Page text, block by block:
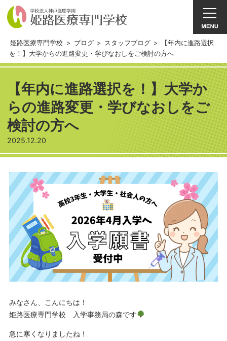
姫路医療専門学校 > ブログ > スタッフブログ >
【年内に進路選択
を！】大学からの進路変更・学びなおしをご検討の方へ
【年内に進路選択を！】大学か
らの進路変更・学びなおしをご
検討の方へ
2025.12.20
みなさん、こんにちは！
姫路医療専門学校 入学事務局の森です
急に寒くなりましたね！